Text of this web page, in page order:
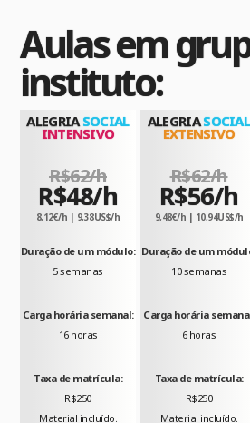
Aulas em
instituto:
ALEGRIASOCIAL
INTENSIVO
ALEGRIASOCIAL
EXTENSIVO
R$62/h R$62/h
R$48/h
8,12€/h | 9,38US$/h
R$56/h
9,48€/h | 10,94US$/h
Duração de um módulo:
5 semanas
Duração de um
10 semanas
Carga horária semanal:
16 horas
Carga horária
6 horas
Taxa de matrícula:
R$250
Material incluído.
Taxa de matrícula:
R$250
Material incluído.